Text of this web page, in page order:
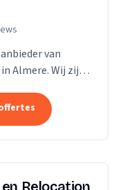
van
Almere. Wij zijn
Relocation